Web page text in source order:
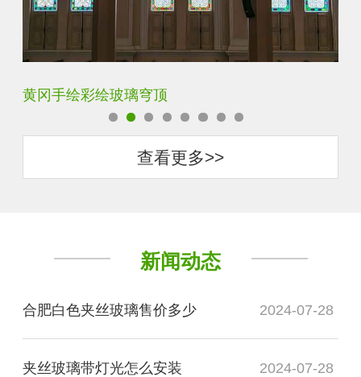
宝鸡代加工蒂凡尼玻璃
查看更多>>
新闻动态
合肥白色夹丝玻璃售价多少 2024-07-28
夹丝玻璃带灯光怎么安装 2024-07-28